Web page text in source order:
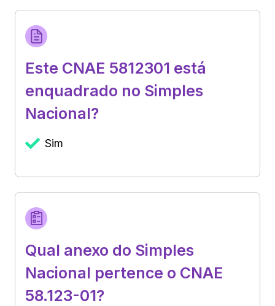
Este CNAE 5812301 está
enquadrado no Simples
Nacional?
Sim
Qual anexo do Simples
Nacional pertence o CNAE
58.123-01?